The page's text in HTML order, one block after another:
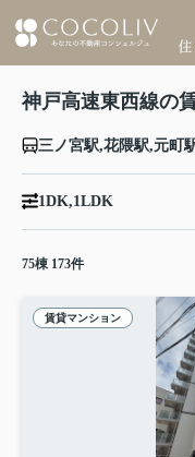
神戸高速東西線の
1DK,1LDK
75棟 173件
賃貸マンション